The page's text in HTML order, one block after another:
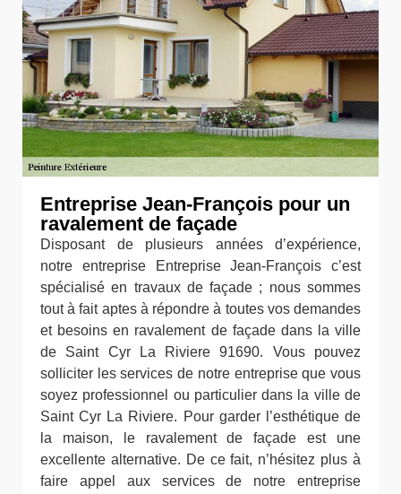
Entreprise Jean-François pour un
ravalement de façade
Disposant de plusieurs années d’expérience,
notre entreprise Entreprise Jean-François c’est
spécialisé en travaux de façade ; nous sommes
tout à fait aptes à répondre à toutes vos demandes
et besoins en ravalement de façade dans la ville
de Saint Cyr La Riviere 91690. Vous pouvez
solliciter les services de notre entreprise que vous
soyez professionnel ou particulier dans la ville de
Saint Cyr La Riviere. Pour garder l’esthétique de
la maison, le ravalement de façade est une
excellente alternative. De ce fait, n’hésitez plus à
faire appel aux services de notre entreprise